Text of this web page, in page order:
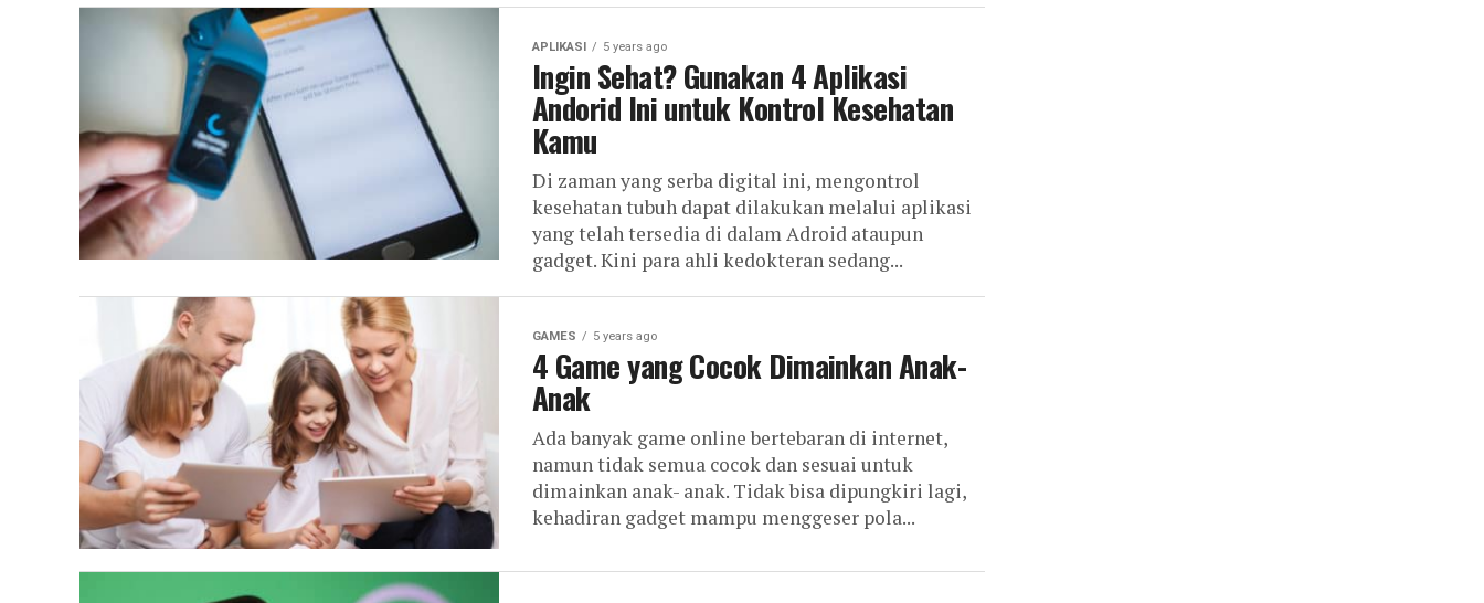
APLIKASI 5 years ago
Ingin Sehat? Gunakan 4 Aplikasi
Andorid Ini untuk Kontrol Kesehatan
Kamu
Di zaman yang serba digital ini, mengontrol
kesehatan tubuh dapat dilakukan melalui aplikasi
yang telah tersedia di dalam Adroid ataupun
gadget. Kini para ahli kedokteran sedang...
GAMES 5 years ago
4 Game yang Cocok Dimainkan Anak-
Anak
Ada banyak game online bertebaran di internet,
namun tidak semua cocok dan sesuai untuk
dimainkan anak- anak. Tidak bisa dipungkiri lagi,
kehadiran gadget mampu menggeser pola...